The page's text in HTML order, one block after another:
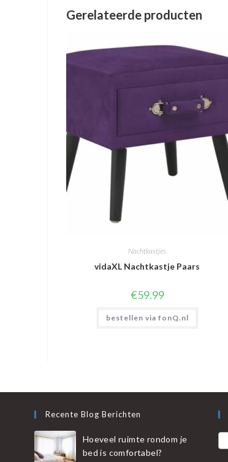
Gerelateerde producten
Nachtkastjes
vidaXL Nachtkastje Paars
€59.99
bestellen via fonQ.nl
Recente Blog Berichten
Hoeveel ruimte rondom je
bed is comfortabel?